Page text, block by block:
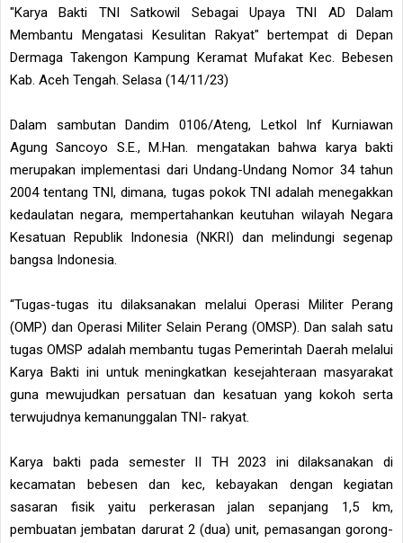
"Karya Bakti TNI Satkowil Sebagai Upaya TNI AD Dalam
Membantu Mengatasi Kesulitan Rakyat" bertempat di Depan
Dermaga Takengon Kampung Keramat Mufakat Kec. Bebesen
Kab. Aceh Tengah. Selasa (14/11/23)
Dalam sambutan Dandim 0106/Ateng, Letkol Inf Kurniawan
Agung Sancoyo S.E., M.Han. mengatakan bahwa karya bakti
merupakan implementasi dari Undang-Undang Nomor 34 tahun
2004 tentang TNI, dimana, tugas pokok TNI adalah menegakkan
kedaulatan negara, mempertahankan keutuhan wilayah Negara
Kesatuan Republik Indonesia (NKRI) dan melindungi segenap
bangsa Indonesia.
“Tugas-tugas itu dilaksanakan melalui Operasi Militer Perang
(OMP) dan Operasi Militer Selain Perang (OMSP). Dan salah satu
tugas OMSP adalah membantu tugas Pemerintah Daerah melalui
Karya Bakti ini untuk meningkatkan kesejahteraan masyarakat
guna mewujudkan persatuan dan kesatuan yang kokoh serta
terwujudnya kemanunggalan TNI- rakyat.
Karya bakti pada semester II TH 2023 ini dilaksanakan di
kecamatan bebesen dan kec, kebayakan dengan kegiatan
sasaran fisik yaitu perkerasan jalan sepanjang 1,5 km,
pembuatan jembatan darurat 2 (dua) unit, pemasangan gorong-